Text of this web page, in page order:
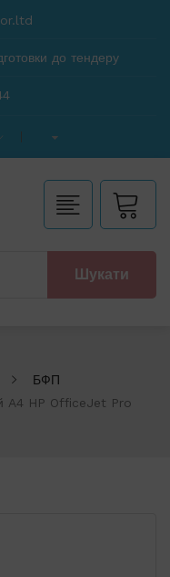
до тендеру
Шукати
БФП
A4 HP OfficeJet Pro